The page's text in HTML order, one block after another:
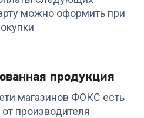
+899бонусов
можно оформить при
продукция
магазинов ФОКС есть
производителя